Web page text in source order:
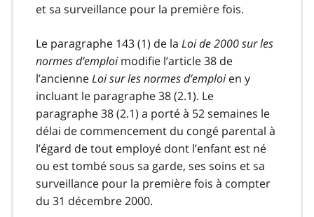
et sa surveillance pour la première fois.
Le paragraphe 143 (1) de la Loi de 2000 sur les
normes d’emploimodifie l’article 38 de
l’ancienneLoi sur les normes d’emploien y
incluant le paragraphe 38 (2.1). Le
paragraphe 38 (2.1) a porté à 52 semaines le
délai de commencement du congé parental à
l’égard de tout employé dont l’enfant est né
ou est tombé sous sa garde, ses soins et sa
surveillance pour la première fois à compter
du 31 décembre 2000.